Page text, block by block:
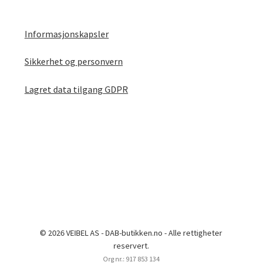
Informasjonskapsler
Sikkerhet og personvern
Lagret data tilgang GDPR
© 2026 VEIBEL AS - DAB-butikken.no - Alle rettigheter
reservert.
Org nr.: 917 853 134